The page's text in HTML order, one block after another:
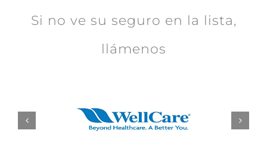
Si no ve su seguro en la lista,
llámenos